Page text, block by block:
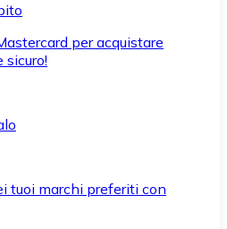
per acquistare
sicuro!
tuoi marchi preferiti con